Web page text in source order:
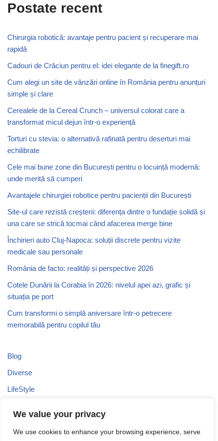
We value your privacy
We use cookies to enhance your browsing experience, serve
Postate recent
Chirurgia robotică: avantaje pentru pacient și recuperare mai
rapidă
Cadouri de Crăciun pentru el: idei elegante de la finegift.ro
Cum alegi un site de vânzări online în România pentru anunțuri
simple și clare
Cerealele de la Cereal Crunch – universul colorat care a
transformat micul dejun într-o experiență
Torturi cu stevia: o alternativă rafinată pentru deserturi mai
echilibrate
Cele mai bune zone din București pentru o locuință modernă:
unde merită să cumperi
Avantajele chirurgiei robotice pentru pacienții din București
Site-ul care rezistă creșterii: diferența dintre o fundație solidă și
una care se strică tocmai când afacerea merge bine
Închirieri auto Cluj-Napoca: soluții discrete pentru vizite
medicale sau personale
România de facto: realități și perspective 2026
Cotele Dunării la Corabia în 2026: nivelul apei azi, grafic și
situația pe port
Cum transformi o simplă aniversare într-o petrecere
memorabilă pentru copilul tău
Blog
Diverse
LifeStyle